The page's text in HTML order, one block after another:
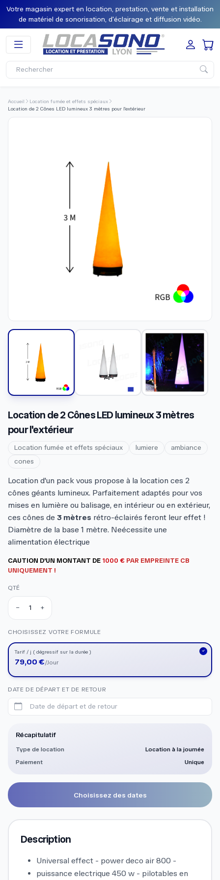
Votre magasin expert en location, prestation, vente et installation
de matériel de sonorisation, d'éclairage et diffusion vidéo.
Accueil
Location fumée et effets spéciaux
Location de 2 Cônes LED lumineux 3 mètres pour l'extérieur
Location de 2 Cônes LED lumineux 3 mètres
pour l'extérieur
Location fumée et effets spéciaux lumiere
ambiance
cones
Location d'un pack vous propose à la location ces 2
cônes géants lumineux. Parfaitement adaptés pour vos
mises en lumière ou balisage, en intérieur ou en extérieur,
ces cônes de 3 mètres rétro-éclairés feront leur effet !
Diamètre de la base 1 mètre. Neécessite une
alimentation électrique
CAUTION D'UN MONTANT DE 1000 € PAR EMPREINTE CB
UNIQUEMENT !
QTÉ
Quantité
−
Quantité actuelle : 1
+
CHOISISSEZ VOTRE FORMULE
Tarif / j ( dégressif sur la durée )
79,00 €/Jour
DATE DE DÉPART ET DE RETOUR
Date de départ et de retour
Récapitulatif
Type de location
Location à la journée
Paiement
Unique
Choisissez des dates
Description
Universal effect - power deco air 800 -
puissance electrique 450 w - pilotables en